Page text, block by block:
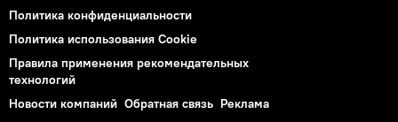
Политика конфиденциальности
Политика использования Cookie
Правила применения рекомендательных
технологий
Новости компаний Обратная связь Реклама